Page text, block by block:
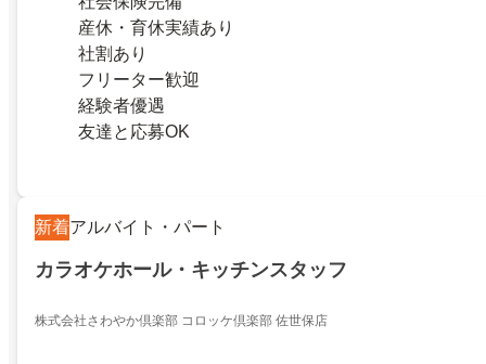
産休・育休実績あり
社割あり
フリーター歓迎
経験者優遇
友達と応募OK
新着アルバイト・パート
カラオケホール・キッチンスタッフ
株式会社さわやか倶楽部 コロッケ倶楽部 佐世保店